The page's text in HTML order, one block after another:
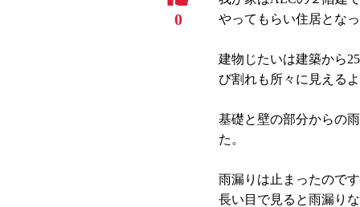
0
やってもらい住居となっ
建物じたいは建築から
び割れも所々に見える
基礎と壁の部分からの
た。
雨漏りは止まったので
長い目で見ると雨漏り